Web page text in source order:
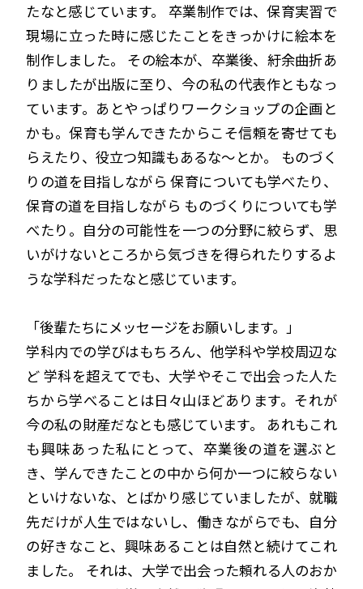
たなと感じています。 卒業制作では、保育実習で
現場に立った時に感じたことをきっかけに絵本を
制作しました。 その絵本が、卒業後、紆余曲折あ
りましたが出版に至り、今の私の代表作ともなっ
ています。あとやっぱりワークショップの企画と
かも。保育も学んできたからこそ信頼を寄せても
らえたり、役立つ知識もあるな〜とか。 ものづく
りの道を目指しながら 保育についても学べたり、
保育の道を目指しながら ものづくりについても学
べたり。自分の可能性を一つの分野に絞らず、思
いがけないところから気づきを得られたりするよ
うな学科だったなと感じています。
「後輩たちにメッセージをお願いします。」
学科内での学びはもちろん、他学科や学校周辺な
ど 学科を超えてでも、大学やそこで出会った人た
ちから学べることは日々山ほどあります。それが
今の私の財産だなとも感じています。 あれもこれ
も興味あった私にとって、卒業後の道を選ぶと
き、学んできたことの中から何か一つに絞らない
といけないな、とばかり感じていましたが、就職
先だけが人生ではないし、働きながらでも、自分
の好きなこと、興味あることは自然と続けてこれ
ました。 それは、大学で出会った頼れる人のおか